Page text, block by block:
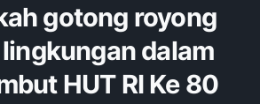
gotong royong
dalam
HUT RI Ke 80